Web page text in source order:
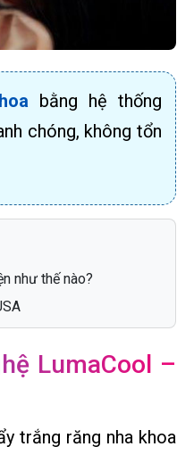
bằng hệ thống
chóng, không tổn
như thế nào?
LumaCool –
trắng răng nha khoa